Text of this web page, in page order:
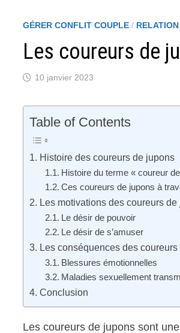
GÉRER CONFLIT COUPLE /
Les coureurs de
10 janvier 2023
Table of Contents
Histoire des coureurs de jupons
Histoire du terme « coureur
Ces coureurs de jupons à
Les motivations des coureurs de
Le désir de pouvoir
Le désir de s’amuser
Les conséquences des
Blessures émotionnelles
Maladies sexuellement
Conclusion
Les coureurs de jupons sont